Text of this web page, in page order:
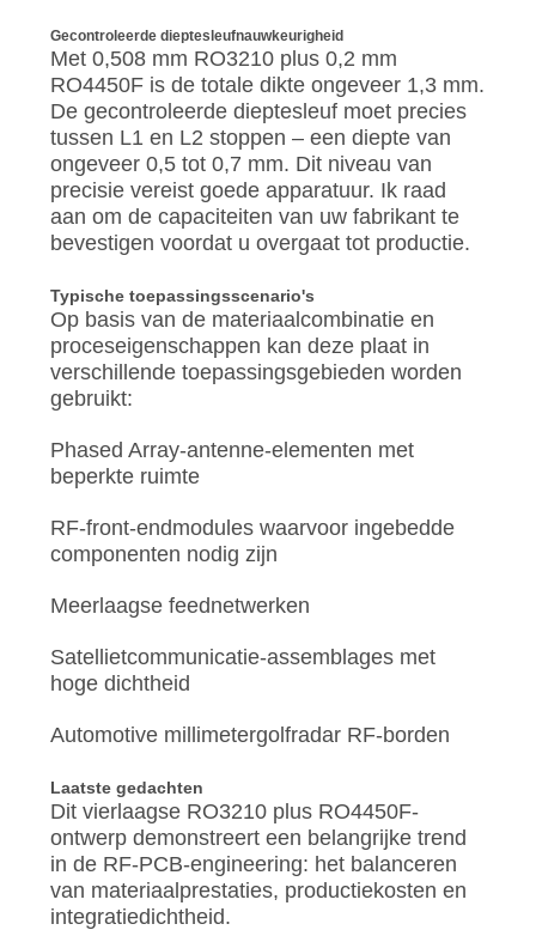
Gecontroleerde dieptesleufnauwkeurigheid
Met 0,508 mm RO3210 plus 0,2 mm
RO4450F is de totale dikte ongeveer 1,3 mm.
De gecontroleerde dieptesleuf moet precies
tussen L1 en L2 stoppen – een diepte van
ongeveer 0,5 tot 0,7 mm. Dit niveau van
precisie vereist goede apparatuur. Ik raad
aan om de capaciteiten van uw fabrikant te
bevestigen voordat u overgaat tot productie.
Typische toepassingsscenario's
Op basis van de materiaalcombinatie en
proceseigenschappen kan deze plaat in
verschillende toepassingsgebieden worden
gebruikt:
Phased Array-antenne-elementen met
beperkte ruimte
RF-front-endmodules waarvoor ingebedde
componenten nodig zijn
Meerlaagse feednetwerken
Satellietcommunicatie-assemblages met
hoge dichtheid
Automotive millimetergolfradar RF-borden
Laatste gedachten
Dit vierlaagse RO3210 plus RO4450F-
ontwerp demonstreert een belangrijke trend
in de RF-PCB-engineering: het balanceren
van materiaalprestaties, productiekosten en
integratiedichtheid.